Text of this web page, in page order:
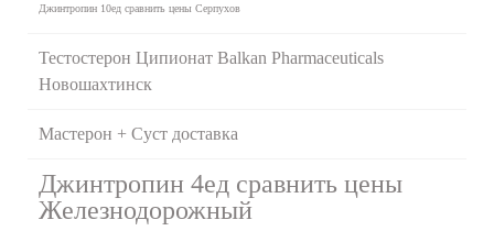
Джинтропин 10ед сравнить цены Серпухов
Тестостерон Ципионат Balkan Pharmaceuticals
Новошахтинск
Мастерон + Суст доставка
Джинтропин 4ед сравнить цены
Железнодорожный